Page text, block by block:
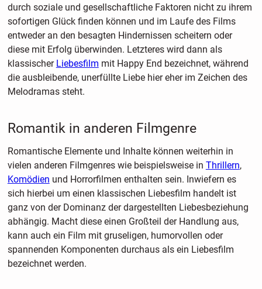
durch soziale und gesellschaftliche Faktoren nicht zu ihrem
sofortigen Glück finden können und im Laufe des Films
entweder an den besagten Hindernissen scheitern oder
diese mit Erfolg überwinden. Letzteres wird dann als
klassischer Liebesfilm mit Happy End bezeichnet, während
die ausbleibende, unerfüllte Liebe hier eher im Zeichen des
Melodramas steht.
Romantik in anderen Filmgenre
Romantische Elemente und Inhalte können weiterhin in
vielen anderen Filmgenres wie beispielsweise in Thrillern,
Komödien und Horrorfilmen enthalten sein. Inwiefern es
sich hierbei um einen klassischen Liebesfilm handelt ist
ganz von der Dominanz der dargestellten Liebesbeziehung
abhängig. Macht diese einen Großteil der Handlung aus,
kann auch ein Film mit gruseligen, humorvollen oder
spannenden Komponenten durchaus als ein Liebesfilm
bezeichnet werden.